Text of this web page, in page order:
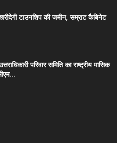
टाउनशिप की जमीन, सम्राट कैबिनेट
परिवार समिति का राष्ट्रीय मासिक